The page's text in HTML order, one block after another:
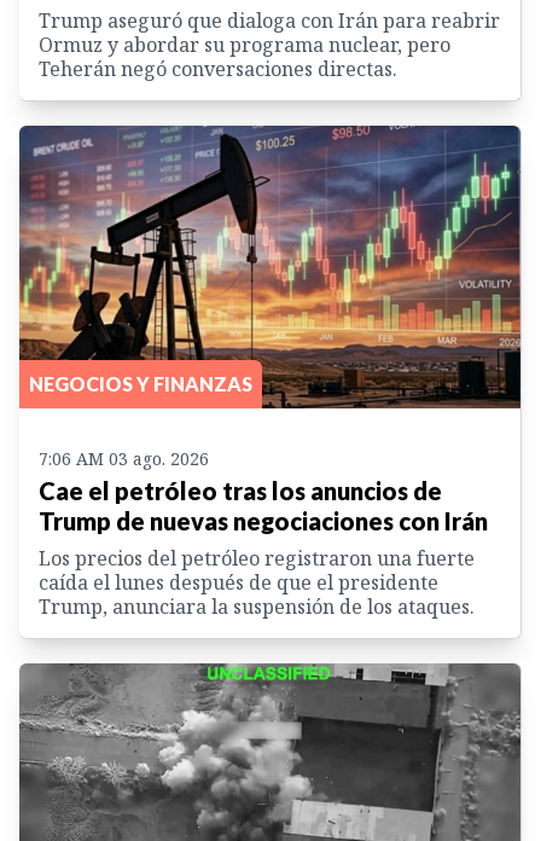
Trump aseguró que dialoga con Irán para reabrir
Ormuz y abordar su programa nuclear, pero
Teherán negó conversaciones directas.
NEGOCIOS Y FINANZAS
7:06 AM 03 ago. 2026
Cae el petróleo tras los anuncios de
Trump de nuevas negociaciones con Irán
Los precios del petróleo registraron una fuerte
caída el lunes después de que el presidente
Trump, anunciara la suspensión de los ataques.